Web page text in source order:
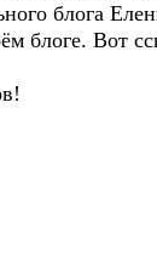
блога
блоге. Вот